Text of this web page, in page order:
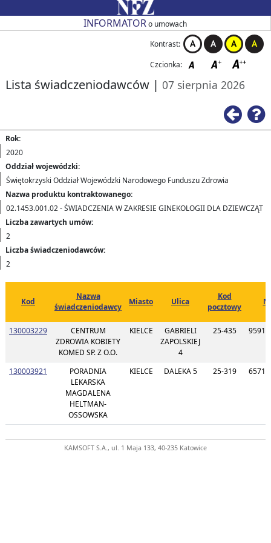
Przejdź do strony głównejINFORMATORo umowach
Kontrast:
Czcionka:
Lista świadczeniodawców | 07 sierpnia 2026
Rok:
2020
Oddział wojewódzki:
Świętokrzyski Oddział Wojewódzki Narodowego Funduszu Zdrowia
Nazwa produktu kontraktowanego:
02.1453.001.02 - ŚWIADCZENIA W ZAKRESIE GINEKOLOGII DLA DZIEWCZĄT
Liczba zawartych umów:
2
Liczba świadczeniodawców:
2
Kod
Nazwa
świadczeniodawcy
Miasto Ulica
Kod
pocztowy
130003229
CENTRUM
ZDROWIA KOBIETY
KOMED SP. Z O.O.
KIELCE
GABRIELI
ZAPOLSKIEJ
4
25-435
130003921
PORADNIA
LEKARSKA
MAGDALENA
HELTMAN-
OSSOWSKA
KIELCE DALEKA 5 25-319
KAMSOFT S.A., ul. 1 Maja 133, 40-235 Katowice